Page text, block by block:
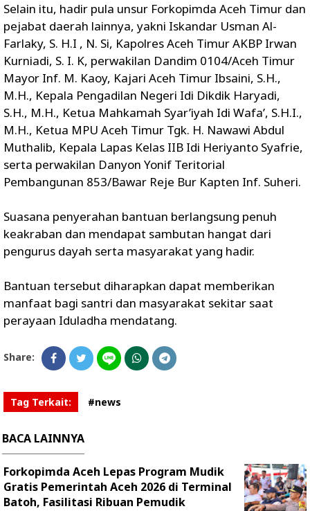
Selain itu, hadir pula unsur Forkopimda Aceh Timur dan
pejabat daerah lainnya, yakni Iskandar Usman Al-
Farlaky, S. H.I , N. Si, Kapolres Aceh Timur AKBP Irwan
Kurniadi, S. I. K, perwakilan Dandim 0104/Aceh Timur
Mayor Inf. M. Kaoy, Kajari Aceh Timur Ibsaini, S.H.,
M.H., Kepala Pengadilan Negeri Idi Dikdik Haryadi,
S.H., M.H., Ketua Mahkamah Syar’iyah Idi Wafa’, S.H.I.,
M.H., Ketua MPU Aceh Timur Tgk. H. Nawawi Abdul
Muthalib, Kepala Lapas Kelas IIB Idi Heriyanto Syafrie,
serta perwakilan Danyon Yonif Teritorial
Pembangunan 853/Bawar Reje Bur Kapten Inf. Suheri.
Suasana penyerahan bantuan berlangsung penuh
keakraban dan mendapat sambutan hangat dari
pengurus dayah serta masyarakat yang hadir.
Bantuan tersebut diharapkan dapat memberikan
manfaat bagi santri dan masyarakat sekitar saat
perayaan Iduladha mendatang.
Share:
Tag Terkait: #news
BACA LAINNYA
Forkopimda Aceh Lepas Program Mudik
Gratis Pemerintah Aceh 2026 di Terminal
Batoh, Fasilitasi Ribuan Pemudik